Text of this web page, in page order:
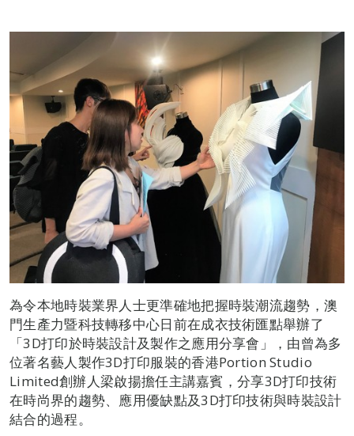
為令本地時裝業界人士更準確地把握時裝潮流趨勢，澳
門生產力暨科技轉移中心日前在成衣技術匯點舉辦了
「3D打印於時裝設計及製作之應用分享會」，由曾為多
位著名藝人製作3D打印服裝的香港Portion Studio
Limited創辦人梁啟揚擔任主講嘉賓，分享3D打印技術
在時尚界的趨勢、應用優缺點及3D打印技術與時裝設計
結合的過程。